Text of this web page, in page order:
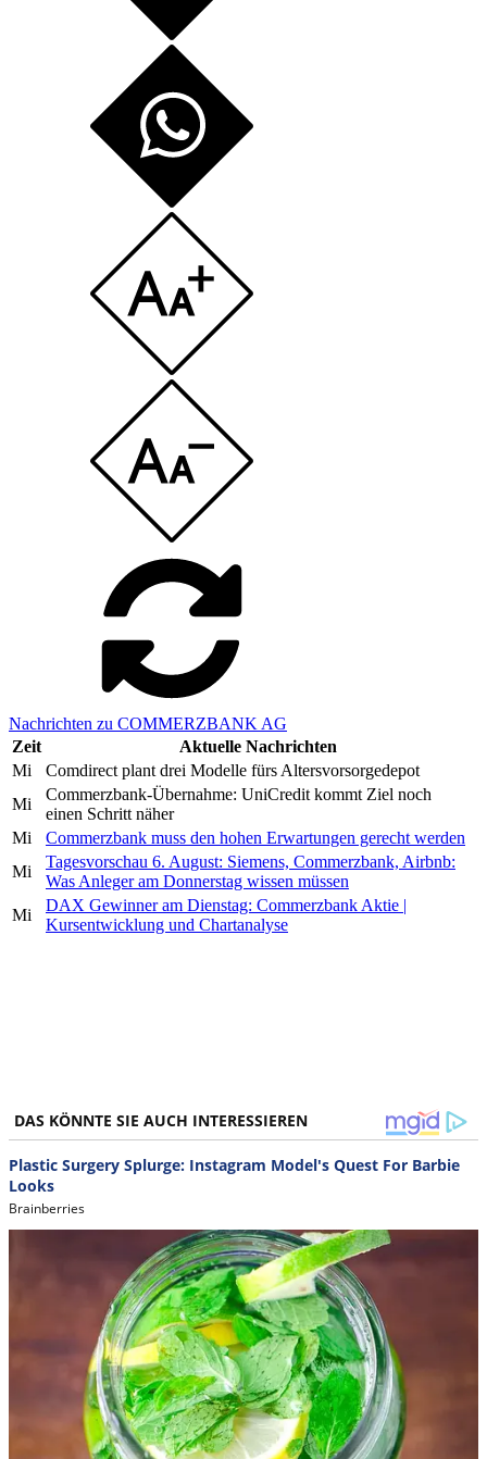
Nachrichten zu COMMERZBANK AG
Zeit
Aktuelle Nachrichten
Mi
Comdirect plant drei Modelle fürs Altersvorsorgedepot
Mi
Commerzbank-Übernahme: UniCredit kommt Ziel noch
einen Schritt näher
Mi
Commerzbank muss den hohen Erwartungen gerecht werden
Mi
Tagesvorschau 6. August: Siemens, Commerzbank, Airbnb:
Was Anleger am Donnerstag wissen müssen
Mi
DAX Gewinner am Dienstag: Commerzbank Aktie |
Kursentwicklung und Chartanalyse